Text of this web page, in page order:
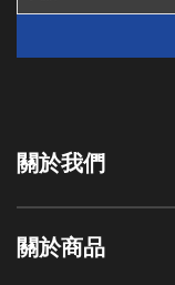
關於我們
關於商品